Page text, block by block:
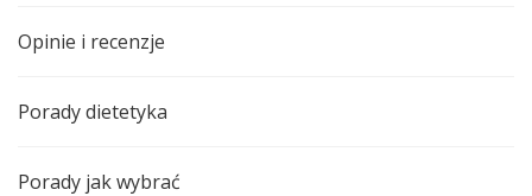
Opinie i recenzje
Porady dietetyka
Porady jak wybrać